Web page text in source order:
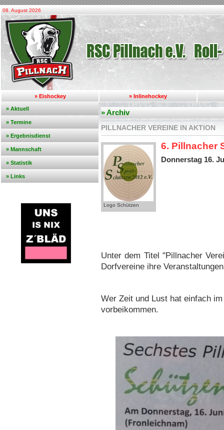
08. August 2026
» Eishockey » Inlinehockey
» Aktuell
» Termine
» Ergebnisdienst
» Mannschaft
» Statistik
» Links
» Archiv
PILLNACHER VEREINE IN AKTION
Logo Schützen
6. Pillnacher
Donnerstag 16.
Unter dem Titel "Pillnacher
Dorfvereine ihre
Wer Zeit und Lust hat einfach
vorbeikommen.